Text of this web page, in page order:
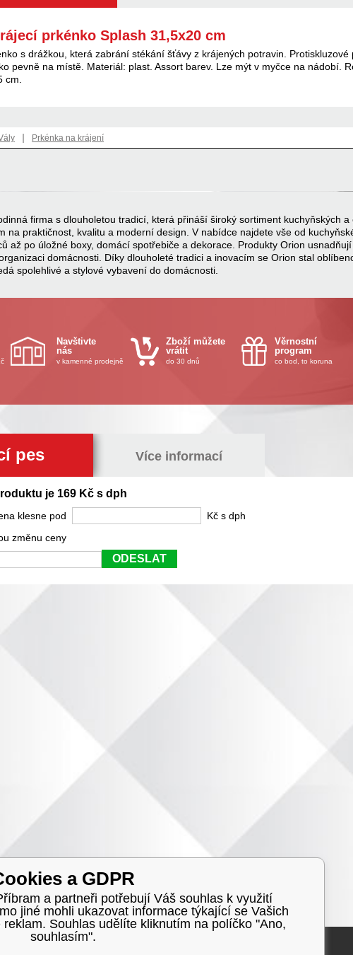
prkénko Splash 31,5x20 cm
s drážkou, která zabrání stékání šťávy z krájených potravin. Protiskluzové
pevně na místě. Materiál: plast. Assort barev. Lze mýt v myčce na nádobí.
cm.
| Prkénka na krájení
firma s dlouholetou tradicí, která přináší široký sortiment kuchyňských a
na praktičnost, kvalitu a moderní design. V nabídce najdete vše od
až po úložné boxy, domácí spotřebiče a dekorace. Produkty Orion
domácnosti. Díky dlouholeté tradici a inovacím se Orion stal
spolehlivé a stylové vybavení do domácnosti.
Navštivte
nás
v kamenné prodejně
Zboží můžete
vrátit
do 30 dnů
Věrnostní
program
co bod, to koruna
pes Více informací
je 169 Kč s dph
klesne pod
Kč s dph
změnu ceny
ODESLAT
a GDPR
a partneři potřebují Váš souhlas k využití
jiné mohli ukazovat informace týkající se Vašich
Souhlas udělíte kliknutím na políčko "Ano,
souhlasím".